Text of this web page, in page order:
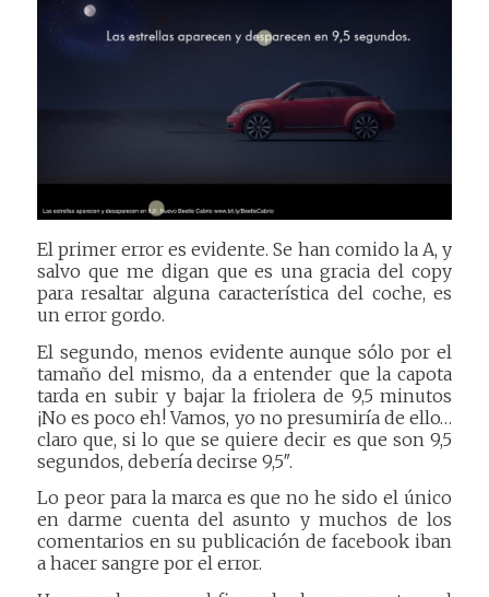
El primer error es evidente. Se han comido la A, y
salvo que me digan que es una gracia del copy
para resaltar alguna característica del coche, es
un error gordo.
El segundo, menos evidente aunque sólo por el
tamaño del mismo, da a entender que la capota
tarda en subir y bajar la friolera de 9,5 minutos
¡No es poco eh! Vamos, yo no presumiría de ello…
claro que, si lo que se quiere decir es que son 9,5
segundos, debería decirse 9,5″.
Lo peor para la marca es que no he sido el único
en darme cuenta del asunto y muchos de los
comentarios en su publicación de facebook iban
a hacer sangre por el error.